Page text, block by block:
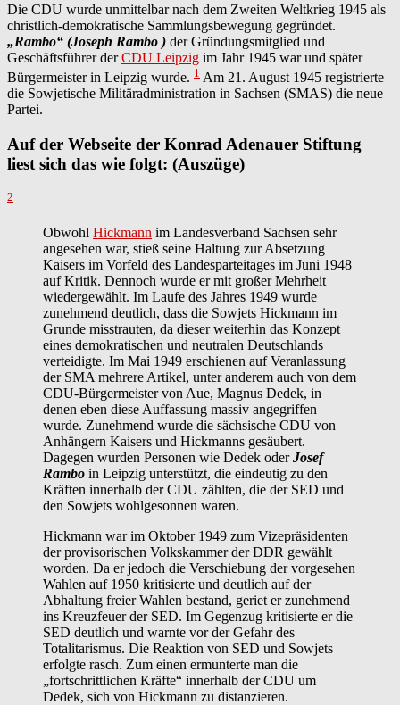
Die CDU wurde unmittelbar nach dem Zweiten Weltkrieg 1945 als
christlich-demokratische Sammlungsbewegung gegründet.
„Rambo“ (Joseph Rambo ) der Gründungsmitglied und
Geschäftsführer derCDU Leipzig im Jahr 1945 war und später
Bürgermeister in Leipzig wurde. 1 Am 21. August 1945 registrierte
die Sowjetische Militäradministration in Sachsen (SMAS) die neue
Partei.
Auf der Webseite der Konrad Adenauer Stiftung
liest sich das wie folgt: (Auszüge)
2
Obwohl Hickmann im Landesverband Sachsen sehr
angesehen war, stieß seine Haltung zur Absetzung
Kaisers im Vorfeld des Landesparteitages im Juni 1948
auf Kritik. Dennoch wurde er mit großer Mehrheit
wiedergewählt. Im Laufe des Jahres 1949 wurde
zunehmend deutlich, dass die Sowjets Hickmann im
Grunde misstrauten, da dieser weiterhin das Konzept
eines demokratischen und neutralen Deutschlands
verteidigte. Im Mai 1949 erschienen auf Veranlassung
der SMA mehrere Artikel, unter anderem auch von dem
CDU-Bürgermeister von Aue, Magnus Dedek, in
denen eben diese Auffassung massiv angegriffen
wurde. Zunehmend wurde die sächsische CDU von
Anhängern Kaisers und Hickmanns gesäubert.
Dagegen wurden Personen wie Dedek oderJosef
Rambo in Leipzig unterstützt, die eindeutig zu den
Kräften innerhalb der CDU zählten, die der SED und
den Sowjets wohlgesonnen waren.
Hickmann war im Oktober 1949 zum Vizepräsidenten
der provisorischen Volkskammer der DDR gewählt
worden. Da er jedoch die Verschiebung der vorgesehen
Wahlen auf 1950 kritisierte und deutlich auf der
Abhaltung freier Wahlen bestand, geriet er zunehmend
ins Kreuzfeuer der SED. Im Gegenzug kritisierte er die
SED deutlich und warnte vor der Gefahr des
Totalitarismus. Die Reaktion von SED und Sowjets
erfolgte rasch. Zum einen ermunterte man die
„fortschrittlichen Kräfte“ innerhalb der CDU um
Dedek, sich von Hickmann zu distanzieren.